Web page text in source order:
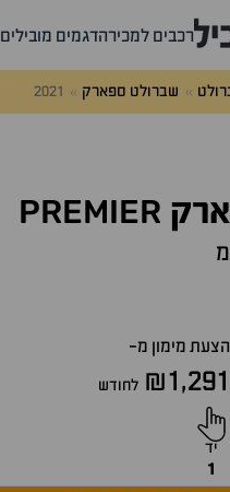
רכבים למכירהדגמים מובילים
שברולט ספארק 2021
PREMIER
הצעת מימון מ-
₪1,291 לחודש
יד
1